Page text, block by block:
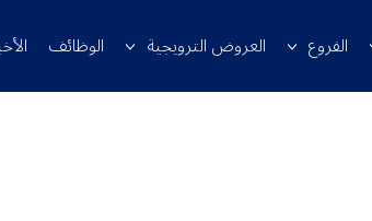
الفروع العروض الترويجية الوظائف